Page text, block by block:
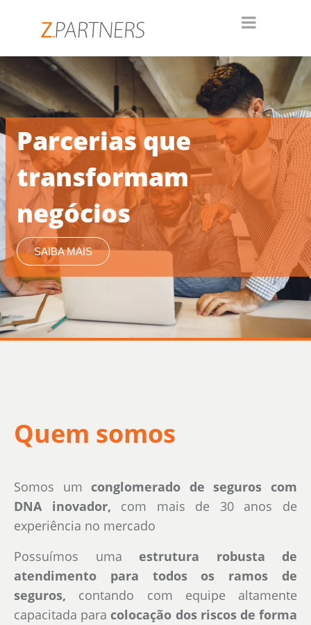
Parcerias que
transformam
negócios
SAIBA MAIS
Quem somos
Somos um conglomerado de seguros com
DNA inovador, com mais de 30 anos de
experiência no mercado
Possuímos uma estrutura robusta de
atendimento para todos os ramos de
seguros, contando com equipe altamente
capacitada para colocação dos riscos de forma